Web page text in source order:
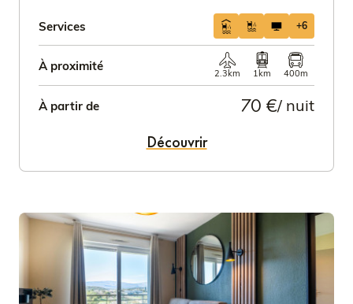
Services +6
À proximité
2.3km 1km 400m
À partir de 70 €/ nuit
Découvrir